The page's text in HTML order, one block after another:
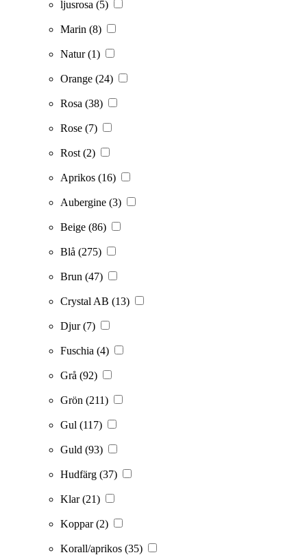
ljusrosa (5)
Marin (8)
Natur(1)
Orange (24)
Rosa (38)
Rose (7)
Rost (2)
Aprikos (16)
Aubergine (3)
Beige (86)
Blå (275)
Brun (47)
Crystal AB (13)
Djur(7)
Fuschia (4)
Grå (92)
Grön (211)
Gul (117)
Guld (93)
Hudfärg (37)
Klar(21)
Koppar(2)
Korall/aprikos (35)